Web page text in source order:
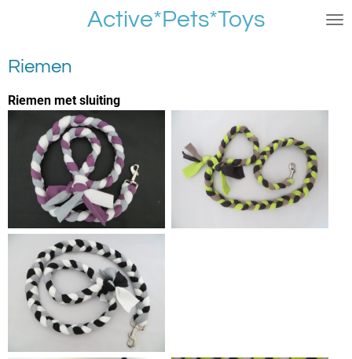
de
hoofdinhoud
Active*Pets*Toys
Riemen
Riemen met sluiting